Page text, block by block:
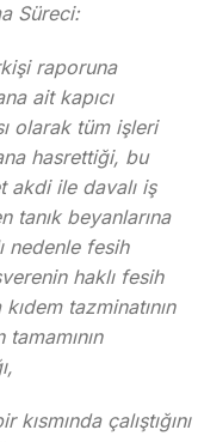
Süreci:
raporuna
ait kapıcı
olarak tüm işleri
hasrettiği, bu
akdi ile davalı iş
tanık beyanlarına
nedenle fesih
haklı fesih
tazminatının
çalıştığını